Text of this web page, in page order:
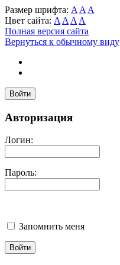
Размер шрифта: A A A
Цвет сайта: A A A A
Полная версия сайта
Вернуться к обычному виду
Войти
Авторизация
Логин:
Пароль:
Запомнить меня